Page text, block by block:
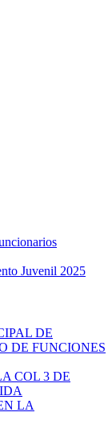
Juvenil 2025
DE
DE FUNCIONES
COL 3 DE
LA